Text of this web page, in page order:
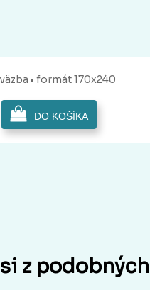
väzba • formát 170x240
DO KOŠÍKA
z podobných